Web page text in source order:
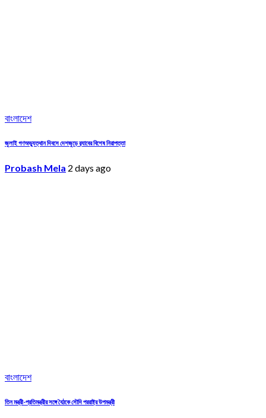
বাংলাদেশ
জুলাই গণঅভ্যুত্থান দিবসে দেশজুড়ে র‌্যাবের বিশেষ নিরাপত্তা
Probash Mela 2 days ago
বাংলাদেশ
তিন মন্ত্রী-প্রতিমন্ত্রীর সঙ্গে বৈঠকে সৌদি পররাষ্ট্র উপমন্ত্রী